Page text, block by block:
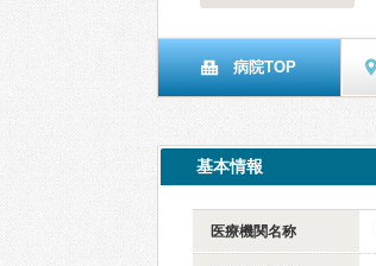
病院TOP
基本情報
医療機関名称